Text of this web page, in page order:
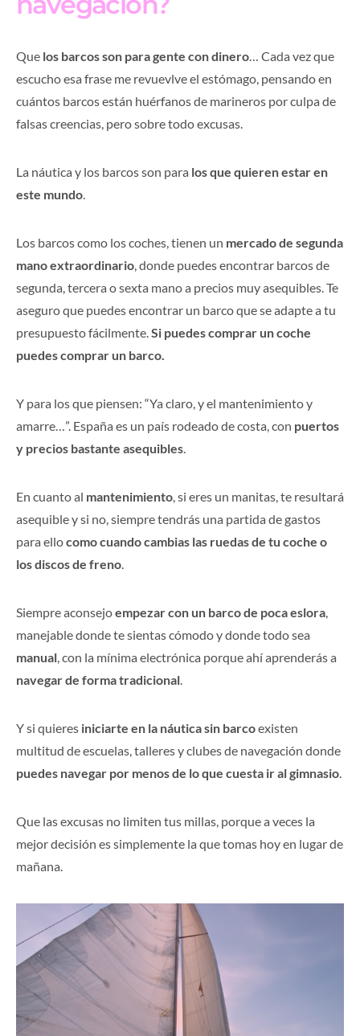
Que los barcos son para gente con dinero … Cada vez que
escucho esa frase me revuevlve el estómago, pensando en
cuántos barcos están huérfanos de marineros por culpa de
falsas creencias, pero sobre todo excusas.
La náutica y los barcos son para los que quieren estar en
este mundo
Los barcos como los coches, tienen un mercado de segunda
mano extraordinario , donde puedes encontrar barcos de
segunda, tercera o sexta mano a precios muy asequibles. Te
aseguro que puedes encontrar un barco que se adapte a tu
presupuesto fácilmente. Si puedes comprar un coche
puedes comprar un barco.
Y para los que piensen: “Ya claro, y el mantenimiento y
amarre…”. España es un país rodeado de costa, con puertos
y precios bastante asequibles
En cuanto al mantenimiento , si eres un manitas, te resultará
asequible y si no, siempre tendrás una partida de gastos
para ellocomo cuando cambias las ruedas de tu coche o
los discos de freno
Siempre aconsejoempezar con un barco de poca eslora
manejable donde te sientas cómodo y donde todo sea
manual , con la mínima electrónica porque ahí aprenderás a
navegar de forma tradicional
Y si quieres iniciarte en la náutica sin barcoexisten
multitud de escuelas, talleres y clubes de navegación donde
puedes navegar por menos de lo que cuesta ir al gimnasio
Que las excusas no limiten tus millas, porque a veces la
mejor decisión es simplemente la que tomas hoy en lugar de
mañana.